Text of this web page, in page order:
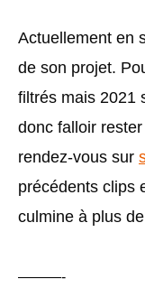
Actuellement en
de son projet.
filtrés mais 2021
donc falloir
rendez-vous sur
précédents clips
culmine à plus de
———-